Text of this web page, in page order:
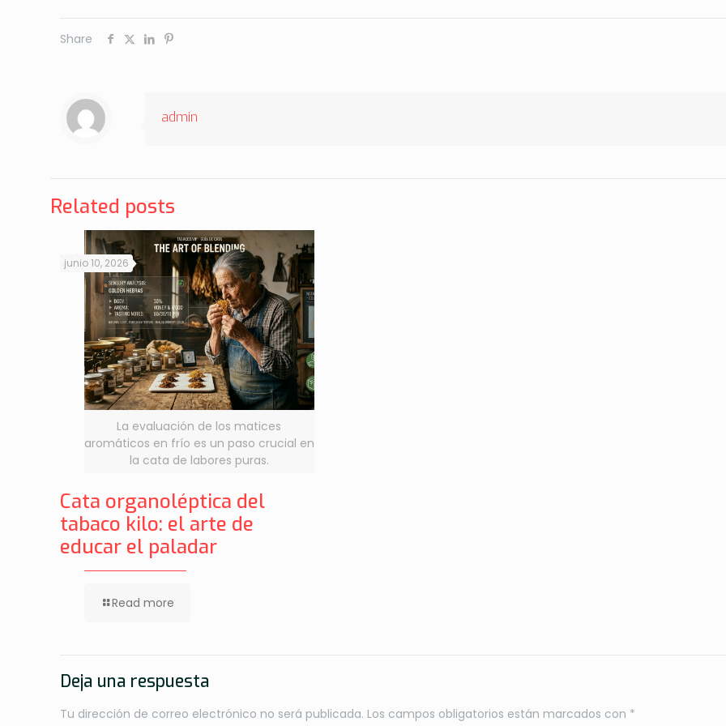
Share
admin
Related posts
La evaluación de los matices
aromáticos en frío es un paso crucial en
la cata de labores puras.
junio 10, 2026
Cata organoléptica del
tabaco kilo: el arte de
educar el paladar
Read more
Deja una respuesta
Tu dirección de correo electrónico no será publicada. Los campos obligatorios están marcados con *